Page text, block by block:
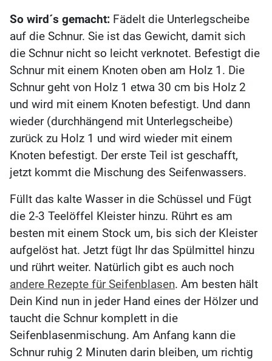
So wird´s gemacht: Fädelt die Unterlegscheibe
auf die Schnur. Sie ist das Gewicht, damit sich
die Schnur nicht so leicht verknotet. Befestigt die
Schnur mit einem Knoten oben am Holz 1. Die
Schnur geht von Holz 1 etwa 30 cm bis Holz 2
und wird mit einem Knoten befestigt. Und dann
wieder (durchhängend mit Unterlegscheibe)
zurück zu Holz 1 und wird wieder mit einem
Knoten befestigt. Der erste Teil ist geschafft,
jetzt kommt die Mischung des Seifenwassers.
Füllt das kalte Wasser in die Schüssel und Fügt
die 2-3 Teelöffel Kleister hinzu. Rührt es am
besten mit einem Stock um, bis sich der Kleister
aufgelöst hat. Jetzt fügt Ihr das Spülmittel hinzu
und rührt weiter. Natürlich gibt es auch noch
andere Rezepte für Seifenblasen. Am besten hält
Dein Kind nun in jeder Hand eines der Hölzer und
taucht die Schnur komplett in die
Seifenblasenmischung. Am Anfang kann die
Schnur ruhig 2 Minuten darin bleiben, um richtig